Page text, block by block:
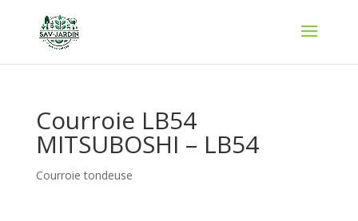
Courroie LB54
MITSUBOSHI – LB54
Courroie tondeuse